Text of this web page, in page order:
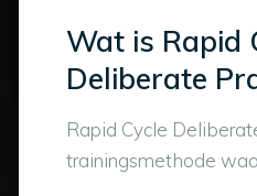
Wat is Rapid
Deliberate
Rapid Cycle
trainingsmethode